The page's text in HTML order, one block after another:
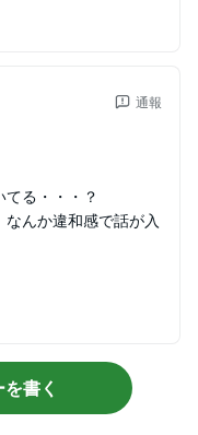
通報
る・・・？
んか違和感で話が入
書く